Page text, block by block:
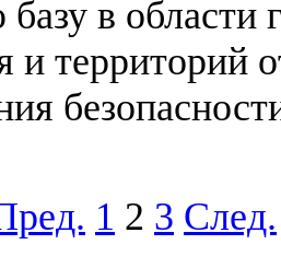
в
и территорий
1 2 3 След.